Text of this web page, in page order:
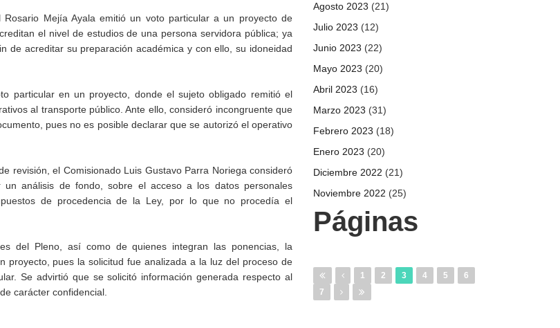
Mejía Ayala emitió un voto particular a un proyecto de
el nivel de estudios de una persona servidora pública; ya
de acreditar su preparación académica y con ello, su idoneidad
particular en un proyecto, donde el sujeto obligado remitió el
al transporte público. Ante ello, consideró incongruente que
pues no es posible declarar que se autorizó el operativo
revisión, el Comisionado Luis Gustavo Parra Noriega consideró
análisis de fondo, sobre el acceso a los datos personales
de procedencia de la Ley, por lo que no procedía el
del Pleno, así como de quienes integran las ponencias, la
proyecto, pues la solicitud fue analizada a la luz del proceso de
Se advirtió que se solicitó información generada respecto al
carácter confidencial.
Agosto 2023 (21)
Julio 2023 (12)
Junio 2023 (22)
Mayo 2023 (20)
Abril 2023 (16)
Marzo 2023 (31)
Febrero 2023 (18)
Enero 2023 (20)
Diciembre 2022 (21)
Noviembre 2022 (25)
Páginas
1 2 3 4 5
6
7